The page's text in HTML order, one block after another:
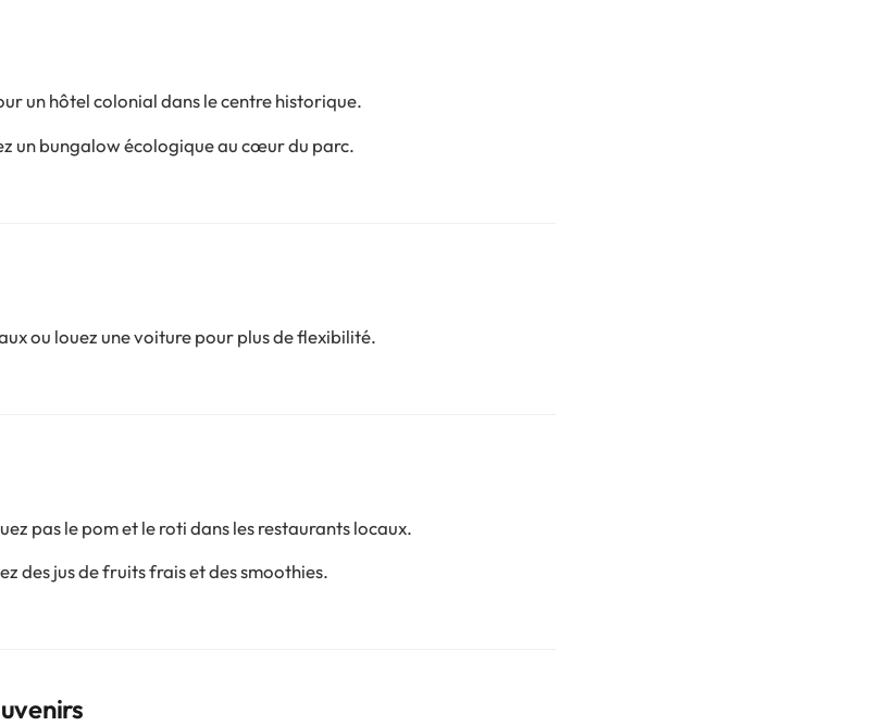
un hôtel colonial dans le centre historique.
un bungalow écologique au cœur du parc.
ou louez une voiture pour plus de flexibilité.
pas le pom et le roti dans les restaurants locaux.
des jus de fruits frais et des smoothies.